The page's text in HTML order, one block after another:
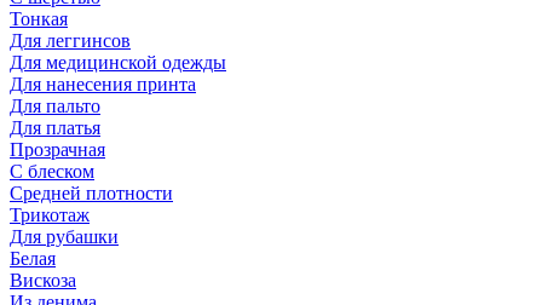
Тонкая
Для леггинсов
Для медицинской одежды
Для нанесения принта
Для пальто
Для платья
Прозрачная
С блеском
Средней плотности
Трикотаж
Для рубашки
Белая
Вискоза